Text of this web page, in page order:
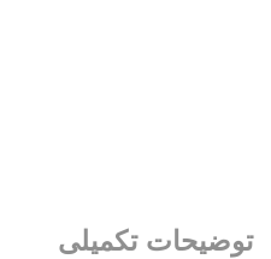
توضیحات تکمیلی